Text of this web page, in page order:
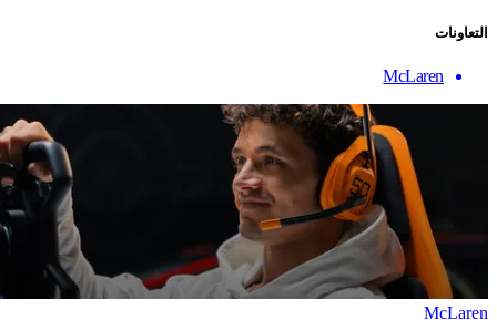
التعاونات
McLaren
McLaren